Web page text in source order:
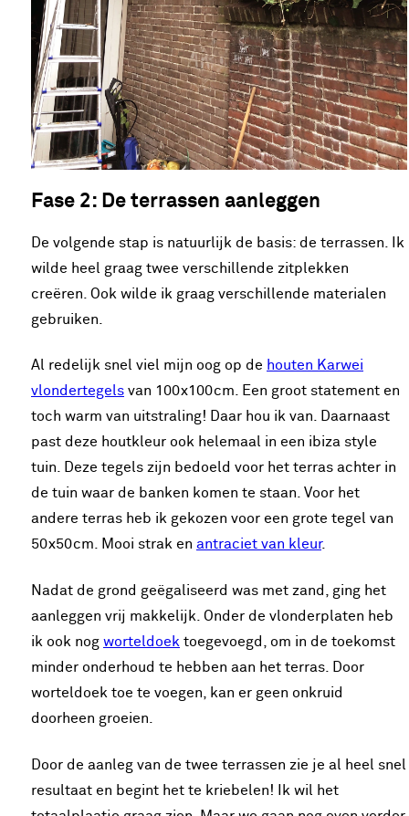
Fase 2: De terrassen aanleggen
De volgende stap is natuurlijk de basis: de terrassen. Ik
wilde heel graag twee verschillende zitplekken
creëren. Ook wilde ik graag verschillende materialen
gebruiken.
Al redelijk snel viel mijn oog op de houten Karwei
vlondertegels van 100x100cm. Een groot statement en
toch warm van uitstraling! Daar hou ik van. Daarnaast
past deze houtkleur ook helemaal in een ibiza style
tuin. Deze tegels zijn bedoeld voor het terras achter in
de tuin waar de banken komen te staan. Voor het
andere terras heb ik gekozen voor een grote tegel van
50x50cm. Mooi strak en antraciet van kleur.
Nadat de grond geëgaliseerd was met zand, ging het
aanleggen vrij makkelijk. Onder de vlonderplaten heb
ik ook nog worteldoek toegevoegd, om in de toekomst
minder onderhoud te hebben aan het terras. Door
worteldoek toe te voegen, kan er geen onkruid
doorheen groeien.
Door de aanleg van de twee terrassen zie je al heel snel
resultaat en begint het te kriebelen! Ik wil het